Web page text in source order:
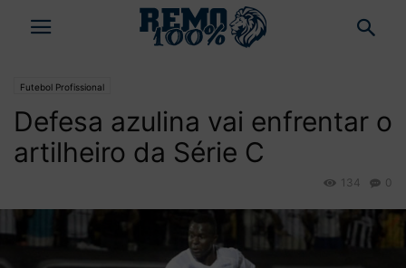
Futebol Profissional
Defesa azulina vai enfrentar o
artilheiro da Série C
0
134